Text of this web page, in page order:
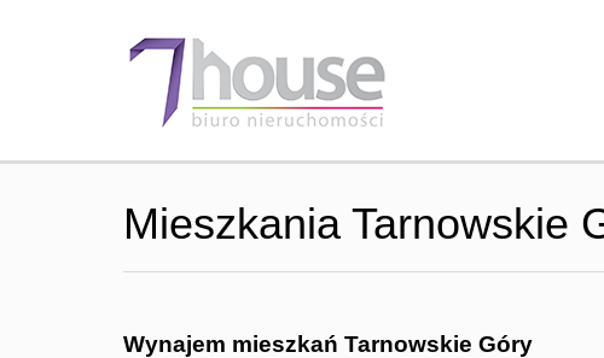
Mieszkania Tarnowskie
Wynajem mieszkań Tarnowskie Góry